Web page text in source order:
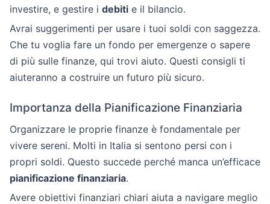
investire, e gestire i debiti e il bilancio.
Avrai suggerimenti per usare i tuoi soldi con saggezza.
Che tu voglia fare un fondo per emergenze o sapere
di più sulle finanze, qui trovi aiuto. Questi consigli ti
aiuteranno a costruire un futuro più sicuro.
Importanza della Pianificazione Finanziaria
Organizzare le proprie finanze è fondamentale per
vivere sereni. Molti in Italia si sentono persi con i
propri soldi. Questo succede perché manca un’efficace
pianificazione finanziaria.
Avere obiettivi finanziari chiari aiuta a navigare meglio